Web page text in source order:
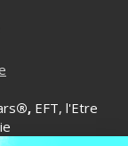
®, EFT, l'Etre